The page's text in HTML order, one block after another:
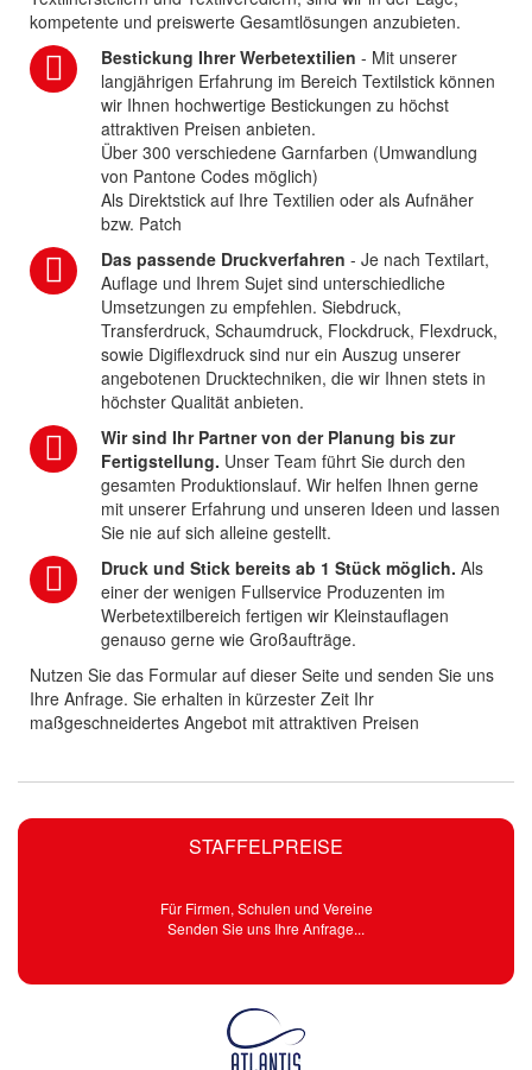
STAFFELPREISE
Für Firmen, Schulen und Vereine
Senden Sie uns Ihre Anfrage...
kompetente und preiswerte Gesamtlösungen anzubieten.
Bestickung Ihrer Werbetextilien - Mit unserer
langjährigen Erfahrung im Bereich Textilstick können
wir Ihnen hochwertige Bestickungen zu höchst
attraktiven Preisen anbieten.
Über 300 verschiedene Garnfarben (Umwandlung
von Pantone Codes möglich)
Als Direktstick auf Ihre Textilien oder als Aufnäher
bzw. Patch
Das passende Druckverfahren - Je nach Textilart,
Auflage und Ihrem Sujet sind unterschiedliche
Umsetzungen zu empfehlen. Siebdruck,
Transferdruck, Schaumdruck, Flockdruck, Flexdruck,
sowie Digiflexdruck sind nur ein Auszug unserer
angebotenen Drucktechniken, die wir Ihnen stets in
höchster Qualität anbieten.
Wir sind Ihr Partner von der Planung bis zur
Fertigstellung. Unser Team führt Sie durch den
gesamten Produktionslauf. Wir helfen Ihnen gerne
mit unserer Erfahrung und unseren Ideen und lassen
Sie nie auf sich alleine gestellt.
Druck und Stick bereits ab 1 Stück möglich. Als
einer der wenigen Fullservice Produzenten im
Werbetextilbereich fertigen wir Kleinstauflagen
genauso gerne wie Großaufträge.
Nutzen Sie das Formular auf dieser Seite und senden Sie uns
Ihre Anfrage. Sie erhalten in kürzester Zeit Ihr
maßgeschneidertes Angebot mit attraktiven Preisen